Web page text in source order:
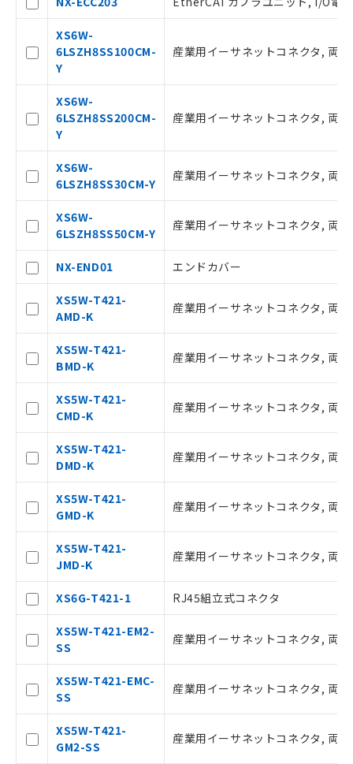
XS6W-
6LSZH8SS100CM-
Y
産業用イーサネットコネクタ, 両
XS6W-
6LSZH8SS200CM-
Y
産業用イーサネットコネクタ, 両
XS6W-
6LSZH8SS30CM-Y
産業用イーサネットコネクタ, 両
XS6W-
6LSZH8SS50CM-Y
産業用イーサネットコネクタ, 両
NX-END01 エンドカバー
XS5W-T421-
AMD-K
産業用イーサネットコネクタ, 両
XS5W-T421-
BMD-K
産業用イーサネットコネクタ, 両
XS5W-T421-
CMD-K
産業用イーサネットコネクタ, 両
XS5W-T421-
DMD-K
産業用イーサネットコネクタ, 両
XS5W-T421-
GMD-K
産業用イーサネットコネクタ, 両
XS5W-T421-
JMD-K
産業用イーサネットコネクタ, 両
XS6G-T421-1 RJ45組立式コネクタ
XS5W-T421-EM2-
SS
産業用イーサネットコネクタ, 両
XS5W-T421-EMC-
SS
産業用イーサネットコネクタ, 両
XS5W-T421-
GM2-SS
産業用イーサネットコネクタ, 両
記
号
○
△ 一定数には満たないが在庫あり
－
在庫なし(最新の在庫状況につ
いては、お客様のお取引先、ま
たはお客様担当のオムロン制御
機器販売店・当社販売員にご確
認ください)
白
情報を公開していない機種
ご利用条件
以下の条件をお読みいただき、同意のうえ
本サービスは、当社制御機器事業取扱
抜)を提供させていただくものです。
当社制御機器事業取扱商品の中には、
ことをご了承ください。
在庫状況および標準価格照会結果は、
タに基づき作成されるものであり、閲
覧された時点での実際の在庫および標
了承ください。
正式な納期状況および標準価格はお客
ムロン制御機器販売店・当社販売員に
ご相談ください。
点は「
販売ネットワーク
」をご確認
ください。
在庫状況および標準価格結果を当社の
事前の承諾なく第三者に漏洩または開
マイパーツ機能（部品リスト作成サー
あります。
および当社の共同利用者が、当社の製
品・サービスに関するお客様との取